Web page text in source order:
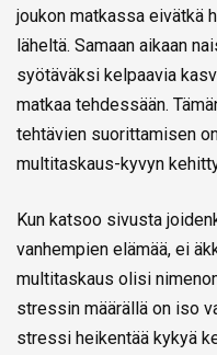
joukon matkassa eivätkä
läheltä. Samaan aikaan
syötäväksi kelpaavia
matkaa tehdessään.
tehtävien suorittamisen
multitaskaus-kyvyn
Kun katsoo sivusta
vanhempien elämää, ei
multitaskaus olisi
stressin määrällä on iso
stressi heikentää kykyä